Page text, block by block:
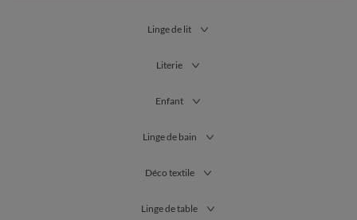
Linge de lit
Literie
Enfant
Linge de bain
Déco textile
Linge de table